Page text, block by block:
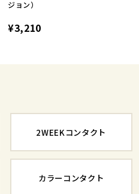
ジョン）
¥3,210
2WEEKコンタクト
カラーコンタクト